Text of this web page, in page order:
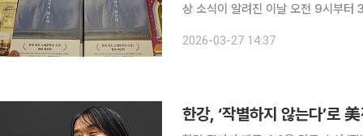
상 소식이 알려진 이날 오전 9시부
전일 24시간 판매량 대비 407% 증
2026-03-27 14:37
한강, ‘작별하지 않는다’로